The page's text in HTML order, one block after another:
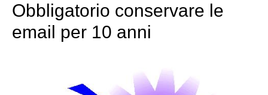
Obbligatorio conservare le
email per 10 anni